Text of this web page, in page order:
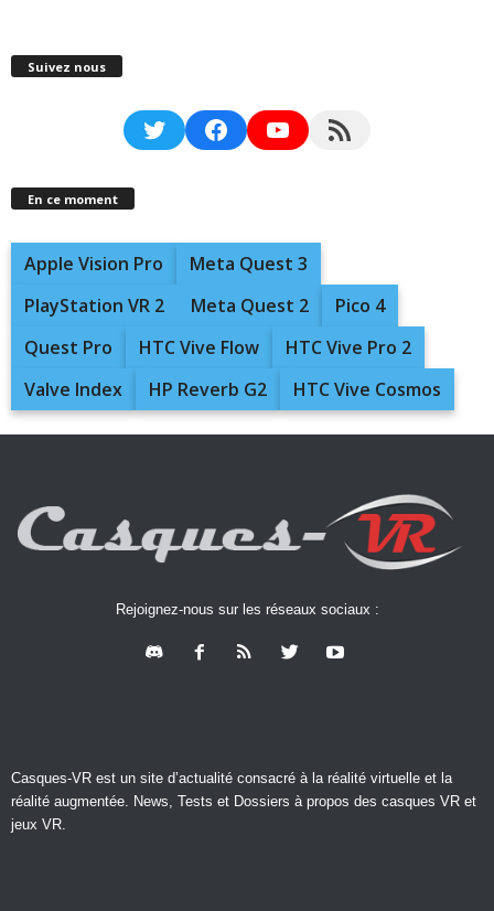
Suivez nous
TwitterFacebookYouTubeRSS Feed
En ce moment
Apple Vision Pro
Meta Quest 3
PlayStation VR 2
Meta Quest 2
Pico 4
Quest Pro
HTC Vive Flow
HTC Vive Pro 2
Valve Index
HP Reverb G2 HTC Vive Cosmos
Rejoignez-nous sur les réseaux sociaux :
Casques-VR est un site d’actualité consacré à la réalité virtuelle et la
réalité augmentée. News, Tests et Dossiers à propos des casques VR et
jeux VR.